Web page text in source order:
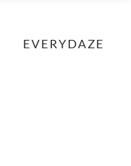
EVERYDAZE